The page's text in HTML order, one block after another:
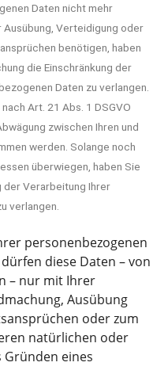
Daten nicht mehr
Verteidigung oder
benötigen, haben
die Einschränkung der
Daten zu verlangen.
Art. 21 Abs. 1 DSGVO
zwischen Ihren und
werden. Solange noch
überwiegen, haben Sie
der Verarbeitung Ihrer
verlangen.
personenbezogenen
diese Daten – von
– nur mit Ihrer
Ausübung
oder zum
natürlichen oder
eines